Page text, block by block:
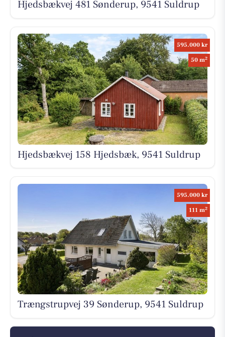
Hjedsbækvej 481 Sønderup, 9541 Suldrup
595.000 kr
50 m2
Hjedsbækvej 158 Hjedsbæk, 9541 Suldrup
595.000 kr
111 m2
Trængstrupvej 39 Sønderup, 9541 Suldrup